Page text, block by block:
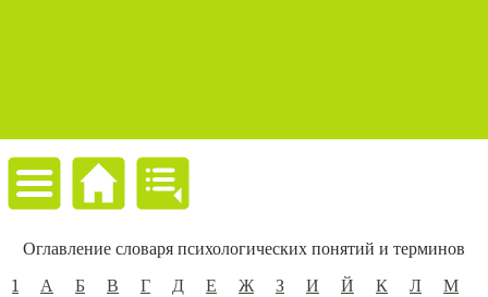
Оглавление словаря психологических понятий и терминов
1
А Б В Г Д Е Ж З И Й К Л
М